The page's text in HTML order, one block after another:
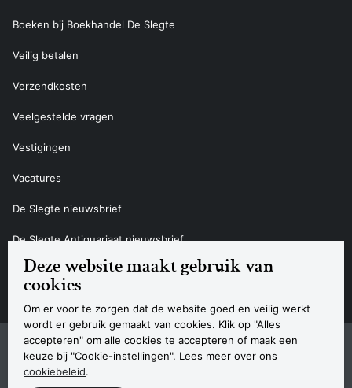
Deze website maakt gebruik van
cookies
Om er voor te zorgen dat de website goed en veilig werkt
wordt er gebruik gemaakt van cookies. Klik op "Alles
accepteren" om alle cookies te accepteren of maak een
keuze bij "Cookie-instellingen". Lees meer over ons
cookiebeleid.
Boeken bij Boekhandel De Slegte
Veilig betalen
Verzendkosten
Veelgestelde vragen
Vestigingen
Vacatures
De Slegte nieuwsbrief
De Slegte Antiquariaat nieuwsbrief
Contact
Navigatie
SitemapPrivacyverklaring CookieverklaringAlgemene voorwaardenDisclaimer
Contact